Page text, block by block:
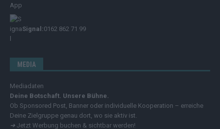
Signal:0162 862 71 99
MEDIA
Mediadaten
Deine Botschaft. Unsere Bühne.
Ob Sponsored Post, Banner oder individuelle Kooperation – erreiche
Deine Zielgruppe genau dort, wo sie aktiv ist.
➔ Jetzt Werbung buchen & sichtbar werden!